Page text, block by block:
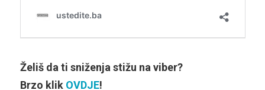
Želiš da ti sniženja stižu na viber?
Brzo klik OVDJE!